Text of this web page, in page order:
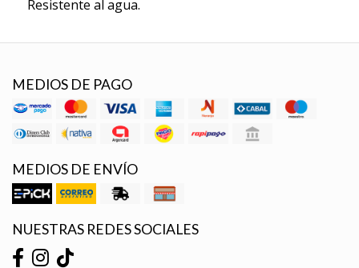
Resistente al agua.
MEDIOS DE PAGO
MEDIOS DE ENVÍO
NUESTRAS REDES SOCIALES